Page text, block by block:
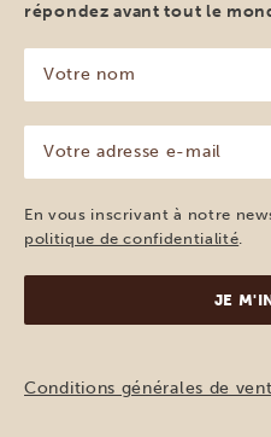
répondez avant tout le
nom
(Nécessaire)
adresse
e-
mail
(Nécessaire)
En vous inscrivant à notre
politique de confidentialité.
Conditions générales de